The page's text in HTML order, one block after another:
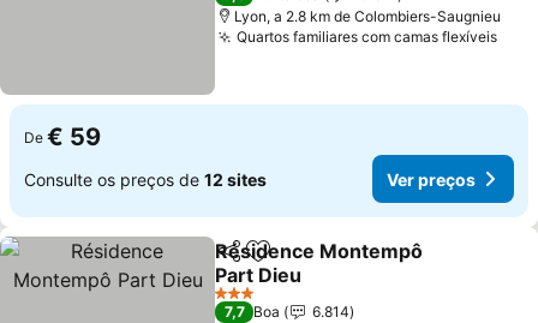
Lyon, a 2.8 km de Colombiers-Saugnieu
Quartos familiares com camas flexíveis
De € 59
Consulte os preços de 12 sites Ver preços
PartilharAdicionar aos favoritos
Résidence Montempô
Part Dieu
3 Estrelas
7,7 Boa
6.814